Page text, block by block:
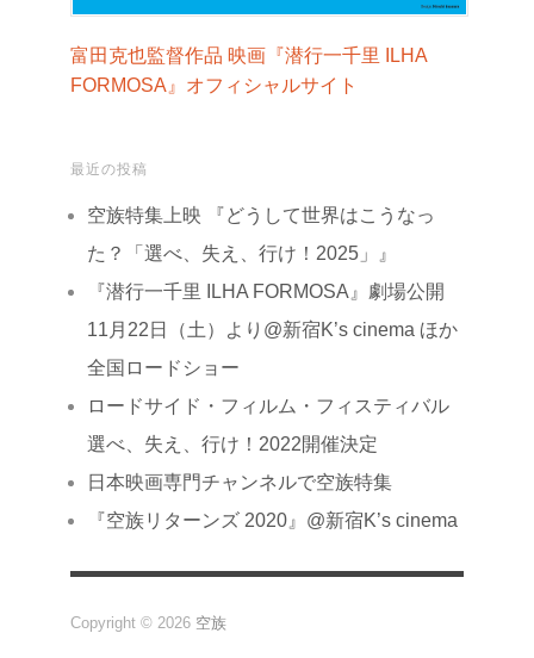
富田克也監督作品 映画『潜行一千里 ILHA
FORMOSA』オフィシャルサイト
最近の投稿
空族特集上映 『どうして世界はこうなっ
た？「選べ、失え、行け！2025」』
『潜行一千里 ILHA FORMOSA』劇場公開
11月22日（土）より@新宿K’s cinema ほか
全国ロードショー
ロードサイド・フィルム・フィスティバル
選べ、失え、行け！2022開催決定
日本映画専門チャンネルで空族特集
『空族リターンズ 2020』@新宿K’s cinema
Copyright © 2026 空族